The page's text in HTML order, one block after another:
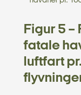
Figur 5 –
fatale
luftfart